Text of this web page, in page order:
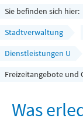
Rathaus und
Wirtschaft und
Umwelt, Klima
Freizeit und
Sie befinden sich hier:
Stadtverwaltung
Dienstleistungen U
Freizeitangebote und
Was